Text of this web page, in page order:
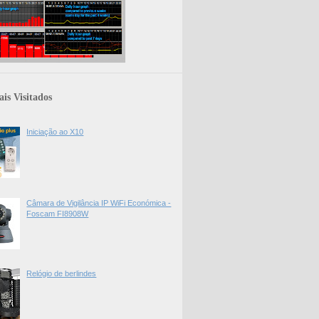
Visitados
Iniciação ao X10
Câmara de Vigilância IP WiFi Económica -
Foscam FI8908W
Relógio de berlindes